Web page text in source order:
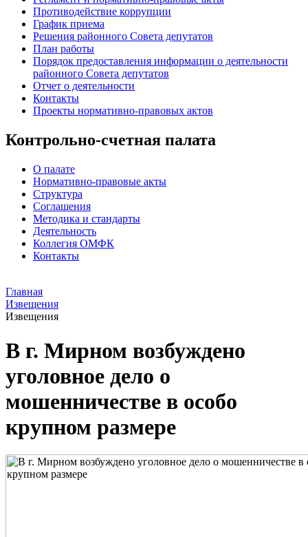
Противодействие коррупции
График приема
Решения районного Совета депутатов
План работы
Порядок предоставления информации о деятельности
районного Совета депутатов
Отчет о деятельности
Контакты
Проекты нормативно-правовых актов
Контрольно-счетная палата
О палате
Нормативно-правовые акты
Структура
Соглашения
Методика и стандарты
Деятельность
Коллегия ОМФК
Контакты
Главная
Извещения
Извещения
В г. Мирном возбуждено
уголовное дело о
мошенничестве в особо
крупном размере